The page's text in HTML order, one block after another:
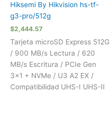
Hiksemi By Hikvision hs-tf-
g3-pro/512g
$2,444.57
Tarjeta microSD Express 512G
/ 900 MB/s Lectura / 620
MB/s Escritura / PCIe Gen
3×1 + NVMe / U3 A2 EX /
Compatibilidad UHS-I UHS-II